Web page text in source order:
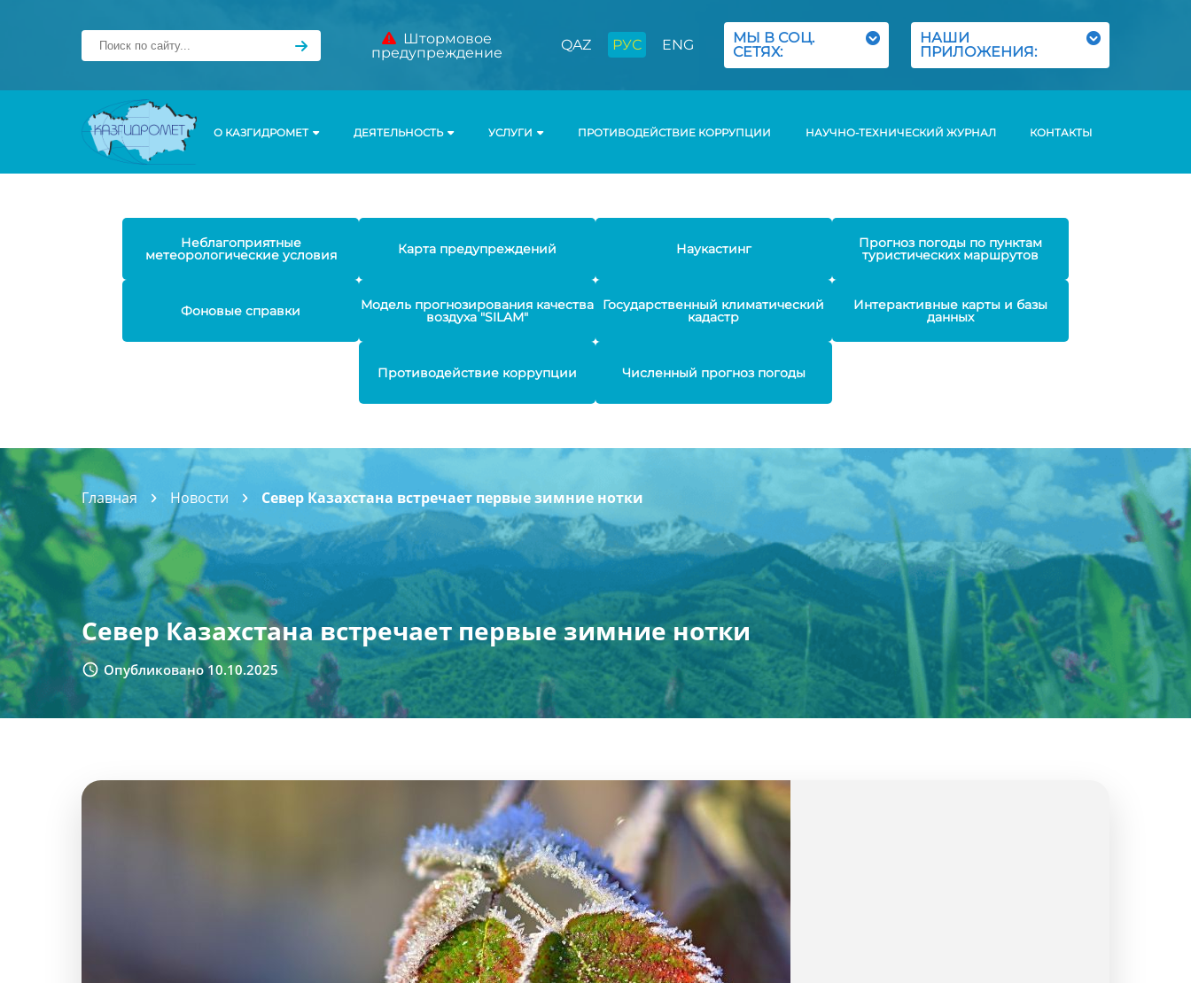
Штормовое
предупреждение
QAZ РУС ENG
МЫ В СОЦ.
СЕТЯХ:
НАШИ
ПРИЛОЖЕНИЯ:
О КАЗГИДРОМЕТ ДЕЯТЕЛЬНОСТЬ УСЛУГИ ПРОТИВОДЕЙСТВИЕ КОРРУПЦИИ НАУЧНО-ТЕХНИЧЕСКИЙ ЖУРНАЛ КОНТАКТЫ
Неблагоприятные
метеорологические условия Карта предупреждений Наукастинг Прогноз погоды по пунктам
туристических маршрутов
Фоновые справки Модель прогнозирования качества
воздуха "SILAM"
Государственный климатический
кадастр
Интерактивные карты и базы
данных
Противодействие коррупции Численный прогноз погоды
Главная Новости Север Казахстана встречает первые зимние нотки
Север Казахстана встречает первые зимние нотки
Опубликовано 10.10.2025